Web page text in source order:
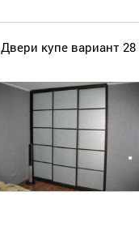
Двери купе вариант 28